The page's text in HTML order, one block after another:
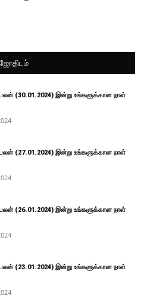
ஜோதிடம்
(30.01.2024) இன்று உங்களுக்கான நாள்
(27.01.2024) இன்று உங்களுக்கான நாள்
(26.01.2024) இன்று உங்களுக்கான நாள்
(23.01.2024) இன்று உங்களுக்கான நாள்